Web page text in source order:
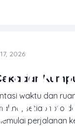
2026
waktu dan
setiap foto